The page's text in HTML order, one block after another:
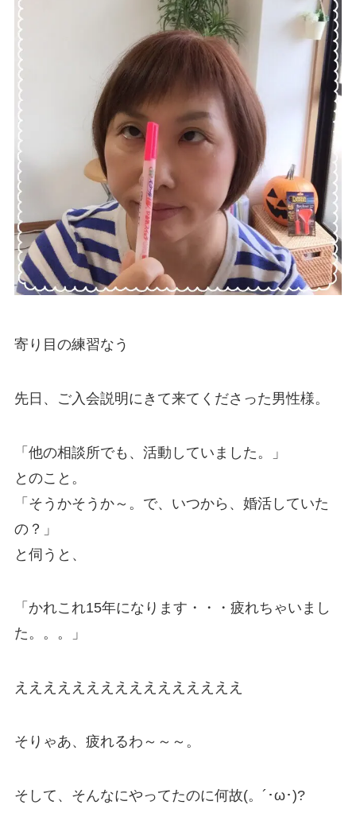
寄り目の練習なう
先日、ご入会説明にきて来てくださった男性様。
「他の相談所でも、活動していました。」
とのこと。
「そうかそうか～。で、いつから、婚活していた
の？」
と伺うと、
「かれこれ15年になります・・・疲れちゃいまし
た。。。」
ええええええええええええええええ
そりゃあ、疲れるわ～～～。
そして、そんなにやってたのに何故(。´･ω･)?